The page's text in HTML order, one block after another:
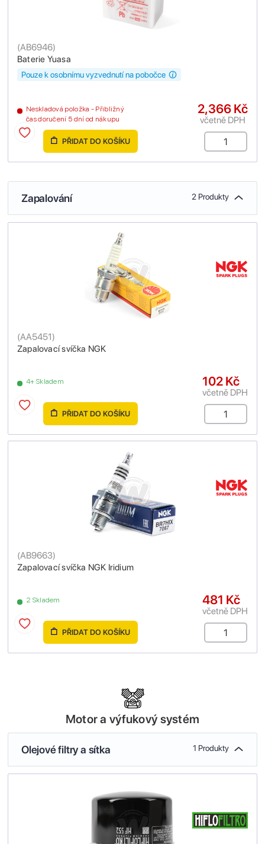
Baterie Yuasa
(AB6946)
Neskladová položka - Přibližný
čas doručení 5 dní od nákupu
Pouze k osobnímu vyzvednutí na pobočce
2,366 Kč
včetně DPH
PŘIDAT DO KOŠÍKU
Zapalování 2 Produkty
Zapalovací svíčka NGK
(AA5451)
4+ Skladem 102 Kč
včetně DPH
PŘIDAT DO KOŠÍKU
Zapalovací svíčka NGK Iridium
(AB9663)
2 Skladem 481 Kč
včetně DPH
PŘIDAT DO KOŠÍKU
Motor a výfukový systém
Olejové filtry a sítka 1 Produkty